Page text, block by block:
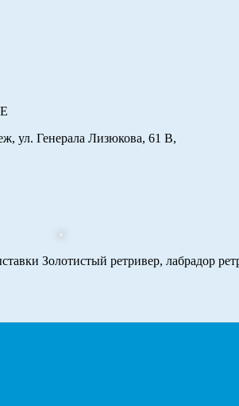
ул. Генерала Лизюкова, 61 В,
Золотистый ретривер, лабрадор